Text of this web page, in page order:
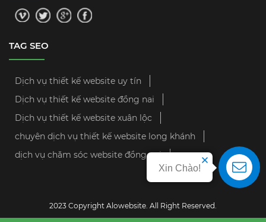
TAG SEO
Dịch vụ thiết kế website uy tín
Dịch vụ thiết kế website đồng nai
Dịch vụ thiết kế website xuân lộc
chuyên dịch vụ thiết kế website long khánh
dịch vụ chăm sóc website đồng nai
2023 Copyright Alowebsite. All Right Reserved.
Xin Chào!